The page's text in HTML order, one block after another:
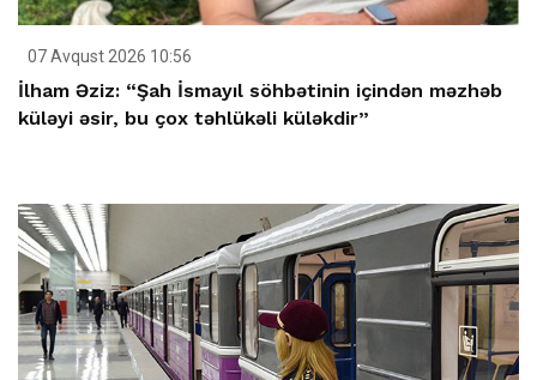
07 Avqust 2026 10:56
İlham Əziz: “Şah İsmayıl söhbətinin içindən məzhəb
küləyi əsir, bu çox təhlükəli küləkdir”